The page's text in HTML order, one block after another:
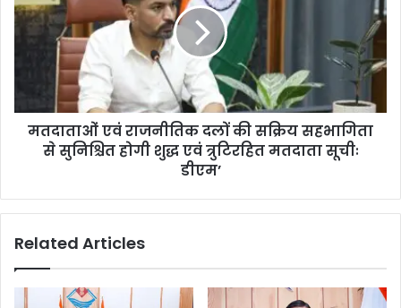
मतदाताओं एवं राजनीतिक दलों की सक्रिय सहभागिता
से सुनिश्चित होगी शुद्ध एवं त्रुटिरहित मतदाता सूचीः
डीएम’
Related Articles